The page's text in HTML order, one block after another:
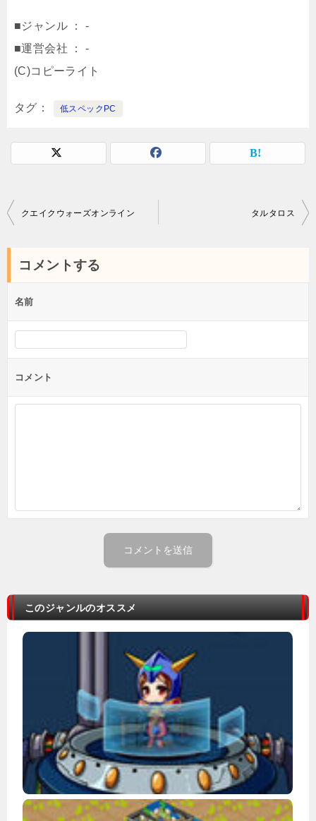
■ジャンル ： -
■運営会社 ： -
(C)コピーライト
タグ 低スペックPC
投
ゲ
シ
クエイクウォーズオンライン タルタロス
コメントする
名前
コメント
このジャンルのオススメ